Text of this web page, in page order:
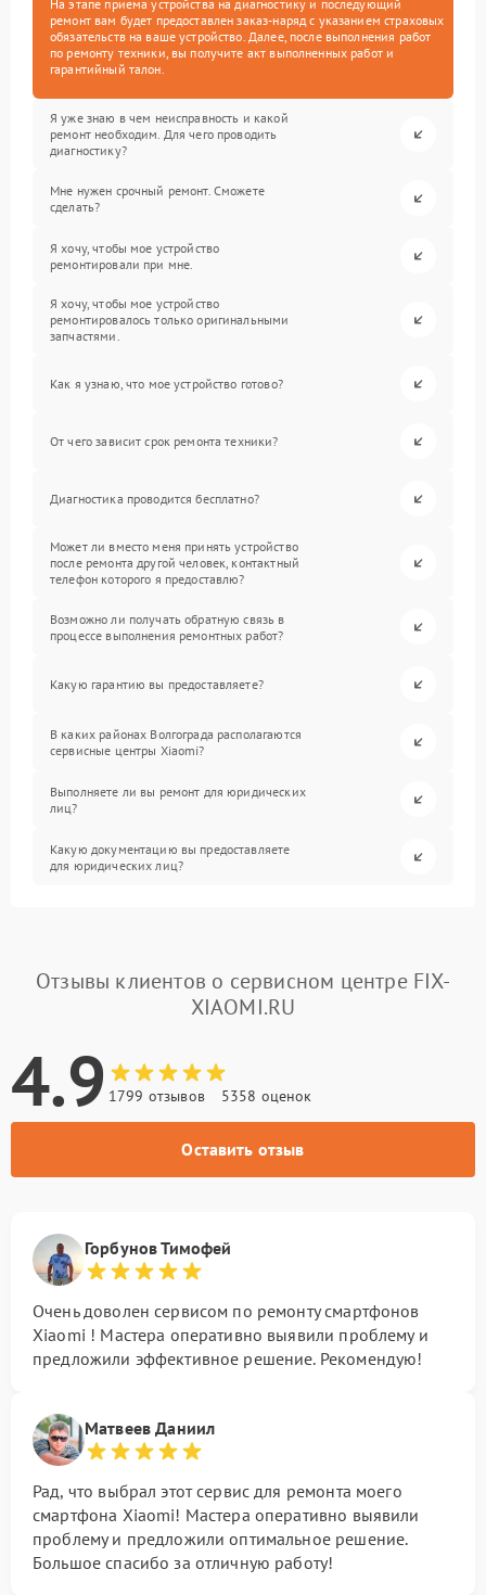
На этапе приема устройства на диагностику и последующий
ремонт вам будет предоставлен заказ-наряд с указанием страховых
обязательств на ваше устройство. Далее, после выполнения работ
по ремонту техники, вы получите акт выполненных работ и
гарантийный талон.
Я уже знаю в чем неисправность и какой
ремонт необходим. Для чего проводить
диагностику?
Мне нужен срочный ремонт. Сможете
сделать?
Я хочу, чтобы мое устройство
ремонтировали при мне.
Я хочу, чтобы мое устройство
ремонтировалось только оригинальными
запчастями.
Как я узнаю, что мое устройство готово?
От чего зависит срок ремонта техники?
Диагностика проводится бесплатно?
Может ли вместо меня принять устройство
после ремонта другой человек, контактный
телефон которого я предоставлю?
Возможно ли получать обратную связь в
процессе выполнения ремонтных работ?
Какую гарантию вы предоставляете?
В каких районах Волгограда располагаются
сервисные центры Xiaomi?
Выполняете ли вы ремонт для юридических
лиц?
Какую документацию вы предоставляете
для юридических лиц?
Отзывы клиентов о сервисном центре FIX-
XIAOMI.RU
4.9 1799 отзывов 5358 оценок
Оставить отзыв
Горбунов Тимофей
Очень доволен сервисом по ремонту смартфонов
Xiaomi ! Мастера оперативно выявили проблему и
предложили эффективное решение. Рекомендую!
Матвеев Даниил
Рад, что выбрал этот сервис для ремонта моего
смартфона Xiaomi! Мастера оперативно выявили
проблему и предложили оптимальное решение.
Большое спасибо за отличную работу!